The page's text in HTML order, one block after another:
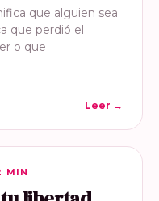
que alguien sea
que perdió el
o que
Leer →
MIN